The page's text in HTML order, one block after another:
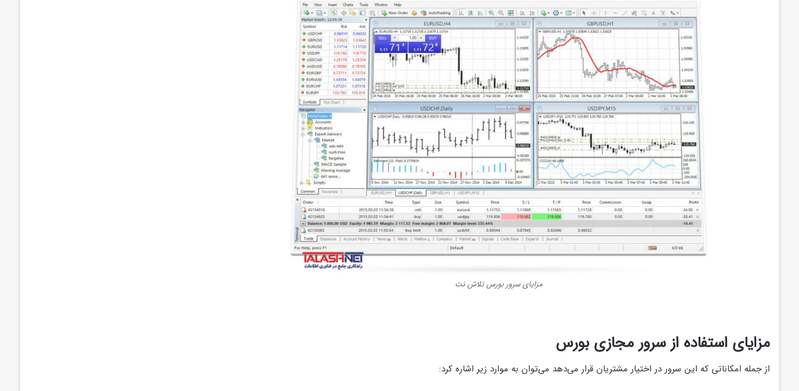
مزایای سرور بورس تلاش نت
مزایای استفاده از سرور مجازی بورس
از جمله امکاناتی که این سرور در اختیار مشتریان قرار می‌دهد می‌توان به موارد زیر اشاره کرد: